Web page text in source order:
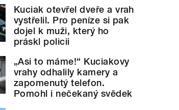
Kuciak otevřel dveře a vrah
vystřelil. Pro peníze si pak
dojel k muži, který ho
práskl policii
„Asi to máme!“ Kuciakovy
vrahy odhalily kamery a
zapomenutý telefon.
Pomohl i nečekaný svědek